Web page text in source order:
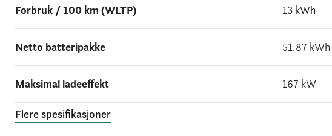
Forbruk / 100 km (WLTP) 13 kWh
Netto batteripakke 51.87 kWh
Maksimal ladeeffekt 167 kW
Flere spesifikasjoner